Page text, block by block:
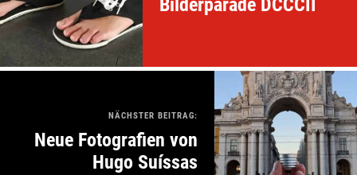
Bilderparade DCCCII
NÄCHSTER BEITRAG:
Neue Fotografien von
Hugo Suíssas